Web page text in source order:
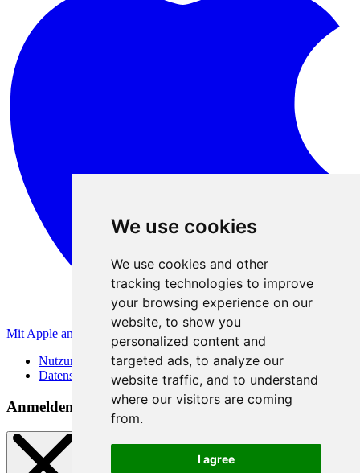
We use cookies
We use cookies and other
tracking technologies to improve
your browsing experience on our
website, to show you
personalized content and
targeted ads, to analyze our
website traffic, and to understand
where our visitors are coming
from.
I agree
Mit Apple anmelden
Nutzungsbedingungen
Datenschutzerklärung
Anmeldemethoden